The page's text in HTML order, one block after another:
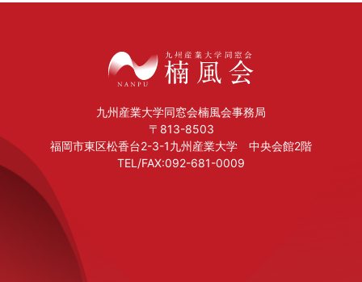
九州産業大学同窓会楠風会事務局
〒813-8503
福岡市東区松香台2-3-1九州産業大学 中央会館2階
TEL/FAX:092-681-0009